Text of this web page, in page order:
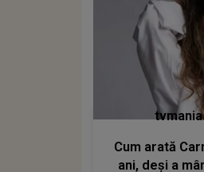
Cum arată
ani, deși a